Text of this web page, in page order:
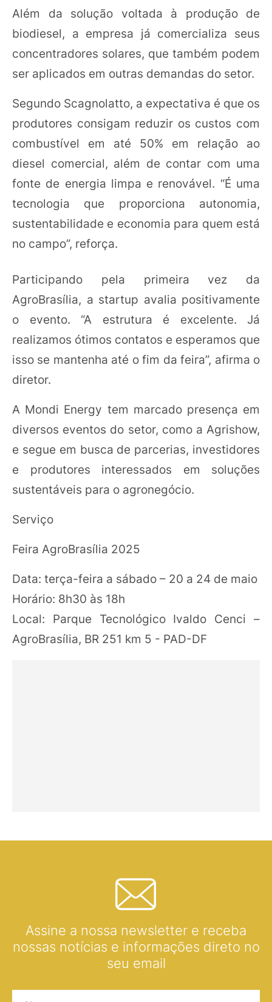
Além da solução voltada à produção de
biodiesel, a empresa já comercializa seus
concentradores solares, que também podem
ser aplicados em outras demandas do setor.
Segundo Scagnolatto, a expectativa é que os
produtores consigam reduzir os custos com
combustível em até 50% em relação ao
diesel comercial, além de contar com uma
fonte de energia limpa e renovável. “É uma
tecnologia que proporciona autonomia,
sustentabilidade e economia para quem está
no campo”, reforça.
Participando pela primeira vez da
AgroBrasília, a startup avalia positivamente
o evento. “A estrutura é excelente. Já
realizamos ótimos contatos e esperamos que
isso se mantenha até o fim da feira”, afirma o
diretor.
A Mondi Energy tem marcado presença em
diversos eventos do setor, como a Agrishow,
e segue em busca de parcerias, investidores
e produtores interessados em soluções
sustentáveis para o agronegócio.
Serviço
Feira AgroBrasília 2025
Data: terça-feira a sábado – 20 a 24 de maio
Horário: 8h30 às 18h
Local: Parque Tecnológico Ivaldo Cenci –
AgroBrasília, BR 251 km 5 - PAD-DF
Assine a nossa newsletter e receba
nossas notícias e informações direto no
seu email